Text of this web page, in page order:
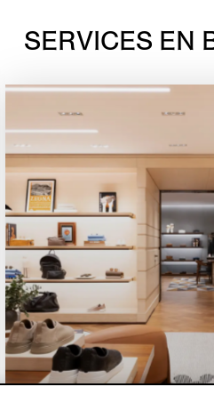
SERVICES EN